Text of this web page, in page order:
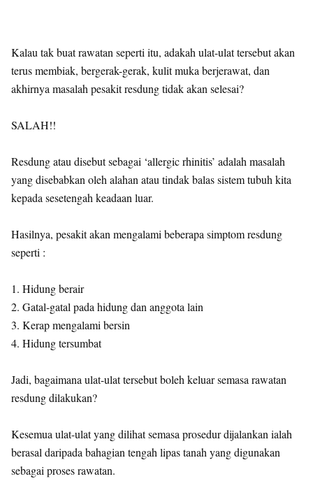
Kalau tak buat rawatan seperti itu, adakah ulat-ulat tersebut akan
terus membiak, bergerak-gerak, kulit muka berjerawat, dan
akhirnya masalah pesakit resdung tidak akan selesai?
SALAH!!
Resdung atau disebut sebagai ‘allergic rhinitis’ adalah masalah
yang disebabkan oleh alahan atau tindak balas sistem tubuh kita
kepada sesetengah keadaan luar.
Hasilnya, pesakit akan mengalami beberapa simptom resdung
seperti :
1. Hidung berair
2. Gatal-gatal pada hidung dan anggota lain
3. Kerap mengalami bersin
4. Hidung tersumbat
Jadi, bagaimana ulat-ulat tersebut boleh keluar semasa rawatan
resdung dilakukan?
Kesemua ulat-ulat yang dilihat semasa prosedur dijalankan ialah
berasal daripada bahagian tengah lipas tanah yang digunakan
sebagai proses rawatan.